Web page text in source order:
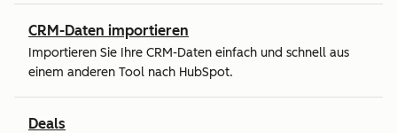
CRM-Daten importieren
Importieren Sie Ihre CRM-Daten einfach und schnell aus
einem anderen Tool nach HubSpot.
Deals